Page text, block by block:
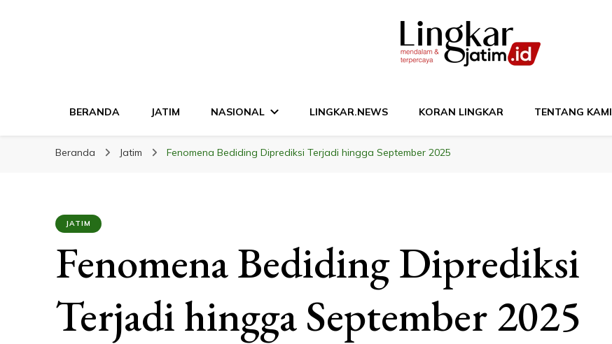
BERANDA JATIM NASIONAL LINGKAR.NEWS KORAN LINGKAR TENTANG KAMI
Beranda Jatim Fenomena Bediding Diprediksi Terjadi hingga September 2025
JATIM
Fenomena Bediding Diprediksi
Terjadi hingga September 2025